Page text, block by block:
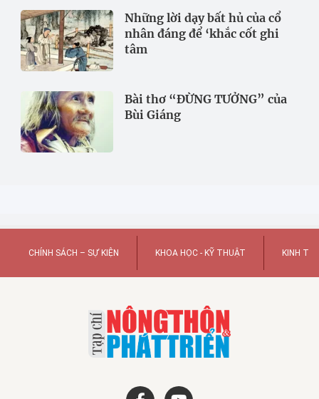
Những lời dạy bất hủ của cổ
nhân đáng để ‘khắc cốt ghi
tâm
Bài thơ “ĐỪNG TƯỞNG” của
Bùi Giáng
CHÍNH SÁCH – SỰ KIỆN KHOA HỌC - KỸ THUẬT KINH TẾ